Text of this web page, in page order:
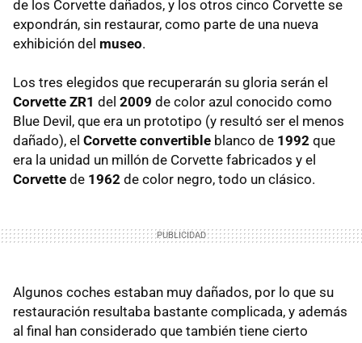
de los Corvette dañados, y los otros cinco Corvette se
expondrán, sin restaurar, como parte de una nueva
exhibición del museo.
Los tres elegidos que recuperarán su gloria serán el
Corvette ZR1 del 2009 de color azul conocido como
Blue Devil, que era un prototipo (y resultó ser el menos
dañado), el Corvette convertible blanco de 1992 que
era la unidad un millón de Corvette fabricados y el
Corvette de 1962 de color negro, todo un clásico.
Algunos coches estaban muy dañados, por lo que su
restauración resultaba bastante complicada, y además
al final han considerado que también tiene cierto